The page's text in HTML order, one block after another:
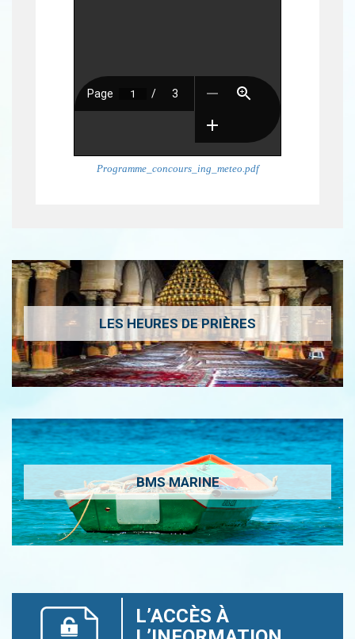
Programme_concours_ing_meteo.pdf
LES HEURES DE PRIÈRES
BMS MARINE
L’ACCÈS À